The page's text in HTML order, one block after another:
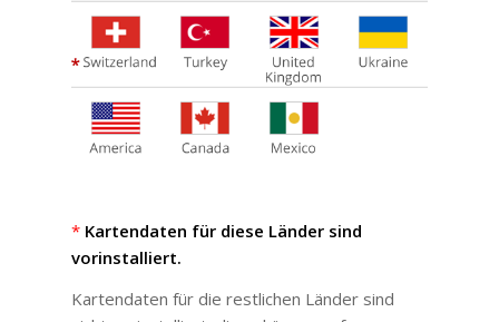
* Kartendaten für diese Länder sind
vorinstalliert.
Kartendaten für die restlichen Länder sind